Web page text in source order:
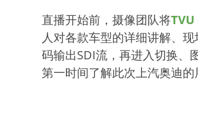
直播开始前，摄像团队将
人对各款车型的详细讲解、
码输出SDI流，再进入切换、
第一时间了解此次上汽奥迪的